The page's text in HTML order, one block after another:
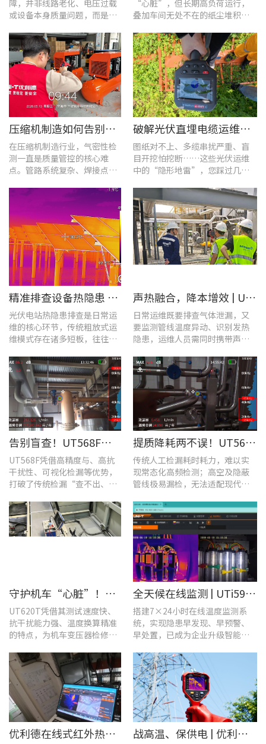
障，并非线路老化、电压过载
或设备本身质量问题，而是谐
易察觉的电能质量隐患导致。
“心脏”，但长期高负荷运行，
叠加车间无处不在的纸尘堆积，
端隐性发热。
压缩机制造如何告别“气密性焦虑”?UT568F红外声热成像仪实战揭秘
在压缩机制造行业，气密性检
测一直是质量管控的核心难
点。管路系统复杂、焊接点众
响产品的制冷性能和能效比
破解光伏直埋电缆运维难题：UT689B智能管线探测仪实测纪实
图纸对不上、多缆串扰严重、盲
目开挖怕挖断……这些光伏运维
中的“隐形地雷”，您踩过几
​精准排查设备热隐患 | UTi640J智能型红外热成像仪赋能光伏电站高效运维
光伏电站热隐患排查是日常运
维的核心环节，传统粗放式运
维模式存在诸多短板，往往面
境，制约电站运维效率与运行
安全性。
声热融合，降本增效 | UT568F红外声成像仪，以智能巡检筑牢气体厂区安全屏障
日常运维既要排查气体泄漏，又
要监测管线温度异动、识别发热
隐患，运维人员需同时携带声学
负重高、频繁切换工具，整体巡
检效率低下。
告别盲查！UT568F红外声成像仪，让汽车智造车间气体泄漏检测更智能高效
UT568F凭借高精度与、高抗
干扰性、可视化检漏等优势，
打破了传统检漏“查不出、查
提质降耗两不误！UT568F红外声成像仪破解酿酒车间检漏难题
传统人工检漏耗时耗力，难以实
现常态化高频检测；高空及隐蔽
管线极易漏检，无法适配现代化
守护机车“心脏”！优利德UT620T助力HXD3C主变压器高效检修
UT620T凭借其测试速度快、
抗干扰能力强、温度换算精准
的特点，为机车变压器检修带
全天候在线监测 | UTi591B在线式红外热成像仪助力配电运维智能化转型
搭建7×24小时在线温度监测系
统，实现隐患早发现、早预警、
早处置，已成为企业升级智能运
优利德在线式红外热成像仪在配电柜运维中的实测应用(系列篇) 战高温、保供电 | 优利德全系列电力运维检测工具，助力夏季电网运维更高效